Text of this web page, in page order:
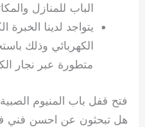
الباب للمنازل
يتواجد لدينا
الكهربائي وذلك
متطورة عبر نجار
فتح قفل باب المنيوم الصبية
هل تبحثون عن احسن فني